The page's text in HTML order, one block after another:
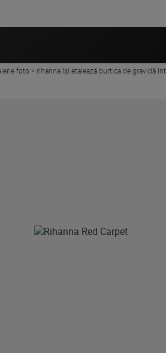
foto > rihanna își etalează burtica de gravidă